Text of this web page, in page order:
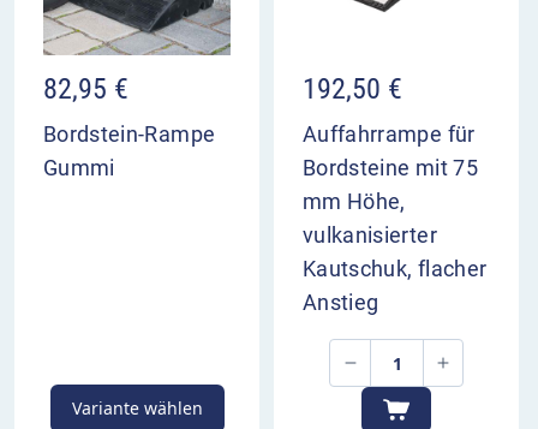
82,95 €
Bordstein-Rampe
Gummi
Variante wählen
192,50 €
Auffahrrampe für
Bordsteine mit 75
mm Höhe,
vulkanisierter
Kautschuk, flacher
Anstieg